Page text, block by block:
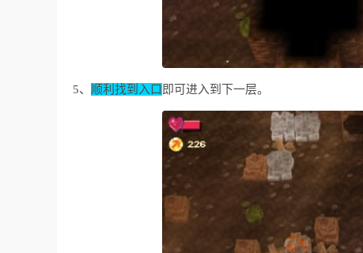
5、 顺利找到入口 即可进入到下一层。